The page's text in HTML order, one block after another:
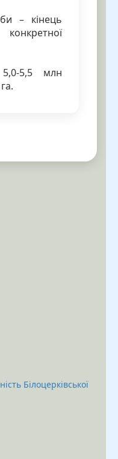
– кінець
5,5 млн
Білоцерківської